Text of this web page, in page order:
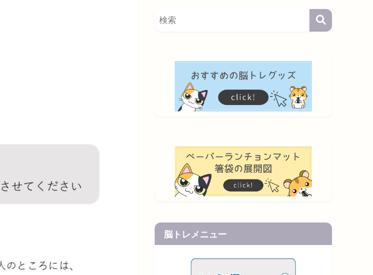
脳トレメニュー